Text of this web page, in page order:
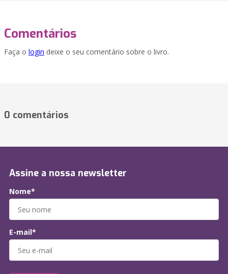
Comentários
Faça o login deixe o seu comentário sobre o livro.
0 comentários
Assine a nossa newsletter
Nome*
E-mail*